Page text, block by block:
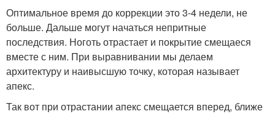
Оптимальное время до коррекции это 3-4 недели, не
больше. Дальше могут начаться непритные
последствия. Ноготь отрастает и покрытие смещаеся
вместе с ним. При выравнивании мы делаем
архитектуру и наивысшую точку, которая называет
апекс.
Так вот при отрастании апекс смещается вперед, ближе